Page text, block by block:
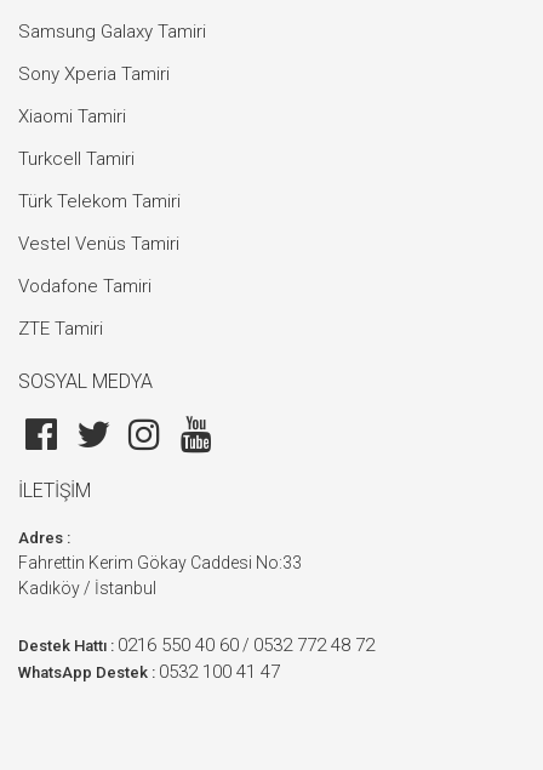
Samsung Galaxy Tamiri
Sony Xperia Tamiri
Xiaomi Tamiri
Turkcell Tamiri
Türk Telekom Tamiri
Vestel Venüs Tamiri
Vodafone Tamiri
ZTE Tamiri
SOSYAL MEDYA
İLETİŞİM
Adres :
Fahrettin Kerim Gökay Caddesi No:33
Kadıköy / İstanbul
Destek Hattı : 0216 550 40 60 / 0532 772 48 72
WhatsApp Destek : 0532 100 41 47